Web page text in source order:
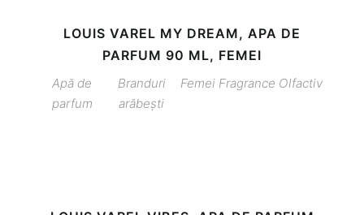
LOUIS VAREL MY DREAM, APA DE
PARFUM 90 ML, FEMEI
Apă de
parfum
Branduri
arăbești
Femei Fragrance Olfactiv